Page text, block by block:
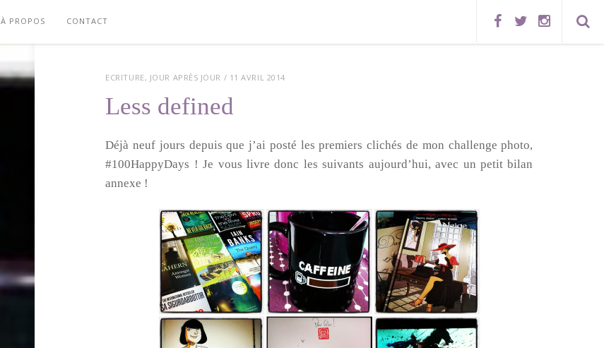
À PROPOS CONTACT
ECRITURE, JOUR APRÈS JOUR / 11 AVRIL 2014
Less defined
Déjà neuf jours depuis que j’ai posté les premiers clichés de mon challenge photo,
#100HappyDays ! Je vous livre donc les suivants aujourd’hui, avec un petit bilan
annexe !